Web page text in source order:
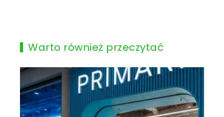
Warto również przeczytać